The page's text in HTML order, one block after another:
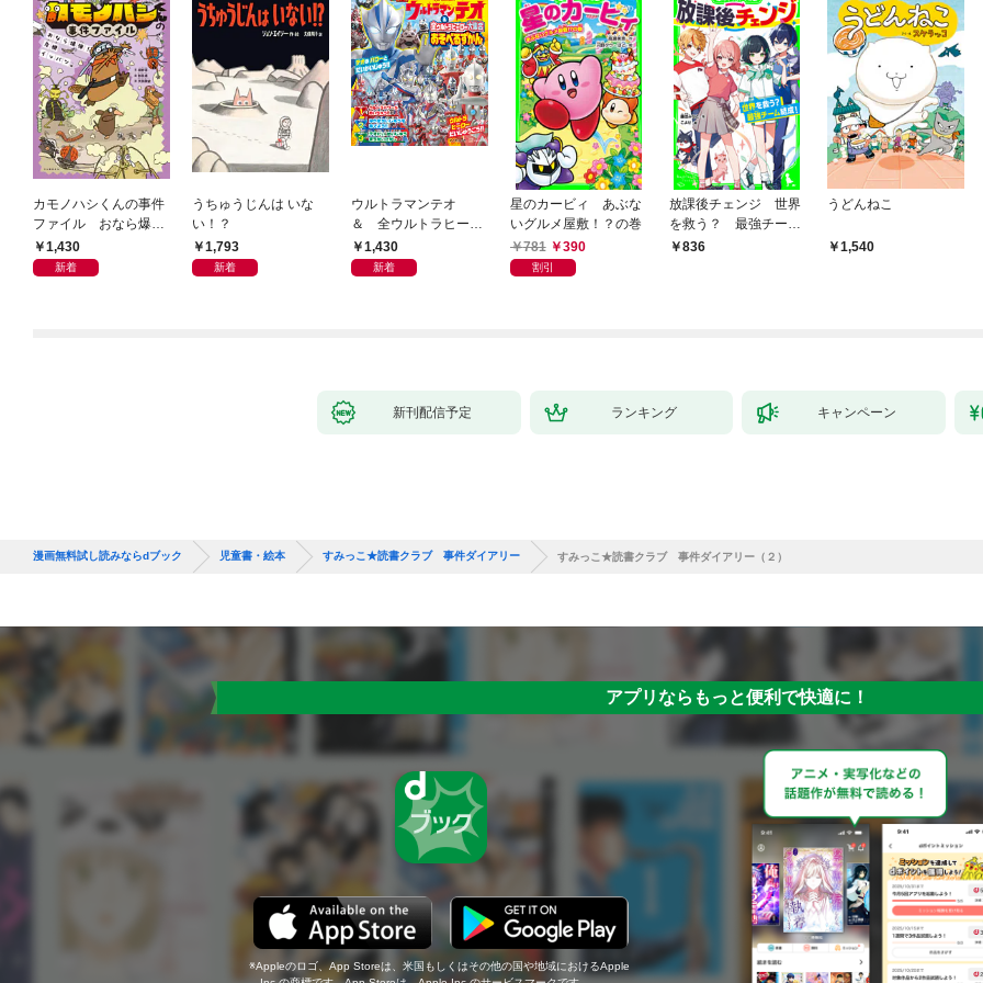
カモノハシくんの事件
ファイル おなら爆
弾！ 危機イッパツ編
1,430
新着
うちゅうじんは いな
い！？
1,793
新着
ウルトラマンテオ
＆ 全ウルトラヒーロ
ー大集合 あそべるず
かん
1,430
新着
星のカービィ あぶな
いグルメ屋敷！？の巻
781
390
割引
放課後チェンジ 世界
を救う？ 最強チーム
結成！
836
うどんねこ
1,540
新刊配信予定 ランキング キャンペーン
漫画無料試し読みならdブック 児童書・絵本 すみっこ★読書クラブ 事件ダイアリー すみっこ★読書クラブ 事件ダイアリー（２）
アプリならもっと便利で快適に！
Appleのロゴ、App Storeは、米国もしくはその他の国や地域におけるApple